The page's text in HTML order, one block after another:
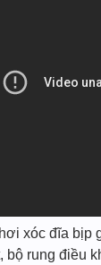
xóc đĩa bịp
bộ rung điều